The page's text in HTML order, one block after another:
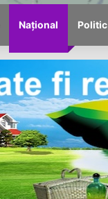
Național Politic